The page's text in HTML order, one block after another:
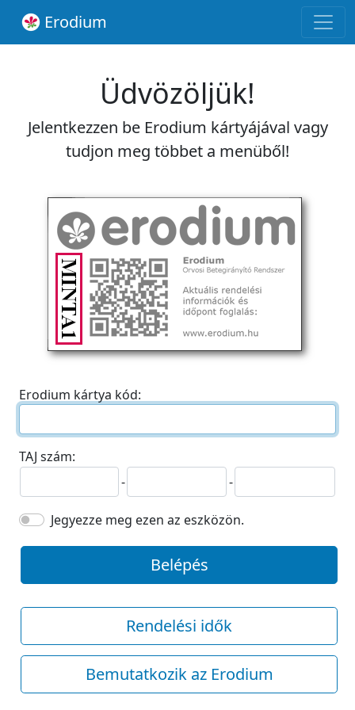
Erodium
Üdvözöljük!
Jelentkezzen be Erodium kártyájával vagy
tudjon meg többet a menüből!
Erodium kártya kód:
TAJ szám:
-
-
Jegyezze meg ezen az eszközön.
Belépés
Rendelési idők
Bemutatkozik az Erodium